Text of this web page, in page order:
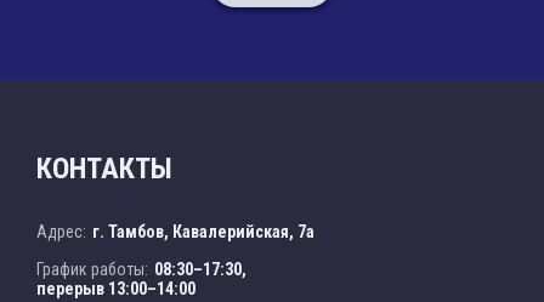
КОНТАКТЫ
Адрес: г. Тамбов, Кавалерийская, 7а
График работы: 08:30–17:30,
перерыв 13:00–14:00